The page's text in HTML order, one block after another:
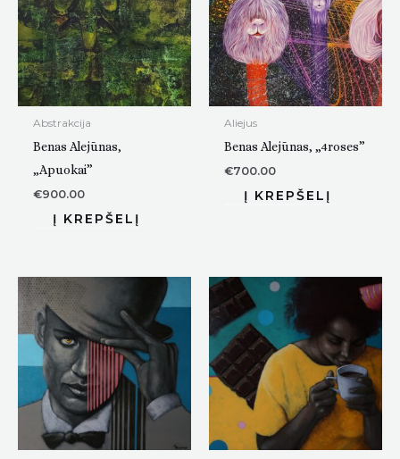
Abstrakcija
Benas Alejūnas,
„Apuokai”
€900.00
Aliejus
Benas Alejūnas, „4roses”
€700.00